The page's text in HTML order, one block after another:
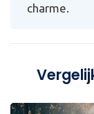
charme.